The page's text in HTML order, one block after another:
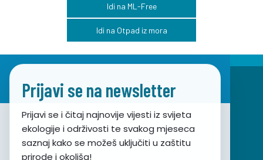
Idi na ML-Free
Idi na Otpad iz mora
Prijavi se na newsletter
Prijavi se i čitaj najnovije vijesti iz svijeta
ekologije i održivosti te svakog mjeseca
saznaj kako se možeš uključiti u zaštitu
prirode i okoliša!
Udruga za prirodu, okoliš i održivi razvoj Sunce
Obala hrvatskog narodnog preporoda 7